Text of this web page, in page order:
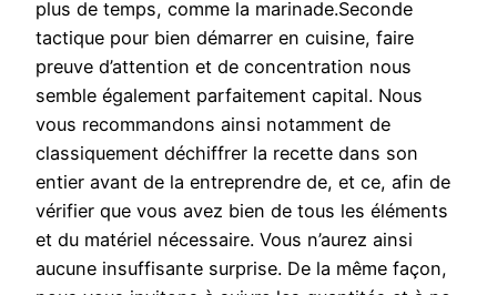
plus de temps, comme la marinade.Seconde
tactique pour bien démarrer en cuisine, faire
preuve d’attention et de concentration nous
semble également parfaitement capital. Nous
vous recommandons ainsi notamment de
classiquement déchiffrer la recette dans son
entier avant de la entreprendre de, et ce, afin de
vérifier que vous avez bien de tous les éléments
et du matériel nécessaire. Vous n’aurez ainsi
aucune insuffisante surprise. De la même façon,